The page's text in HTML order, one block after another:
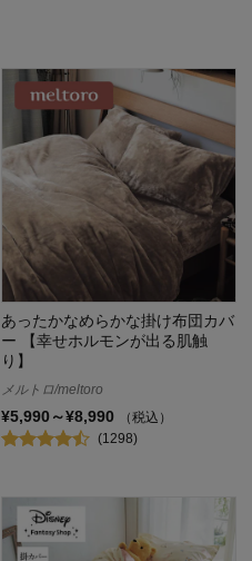
あったかなめらかな掛け布団カバ
ー 【幸せホルモンが出る肌触
り】
メルトロ/meltoro
¥5,990～¥8,990
（税込）
(1298)